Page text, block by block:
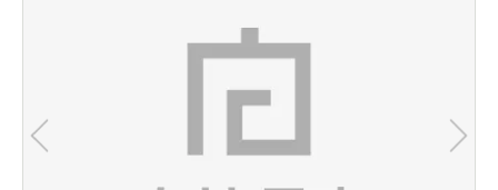
お気に入り機能の活用方法